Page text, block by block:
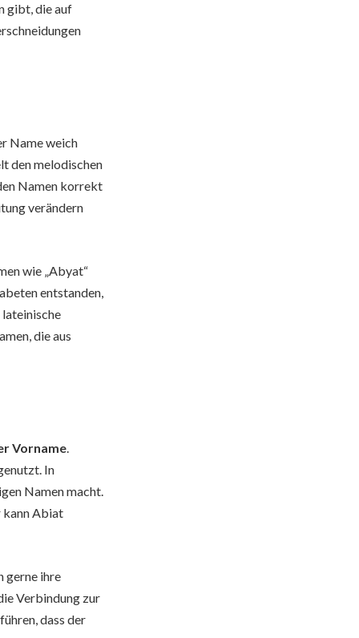
gibt, die auf
Name weich
den melodischen
Namen korrekt
verändern
wie „Abyat“
entstanden,
lateinische
die aus
Vorname.
In
Namen macht.
kann Abiat
gerne ihre
Verbindung zur
dass der